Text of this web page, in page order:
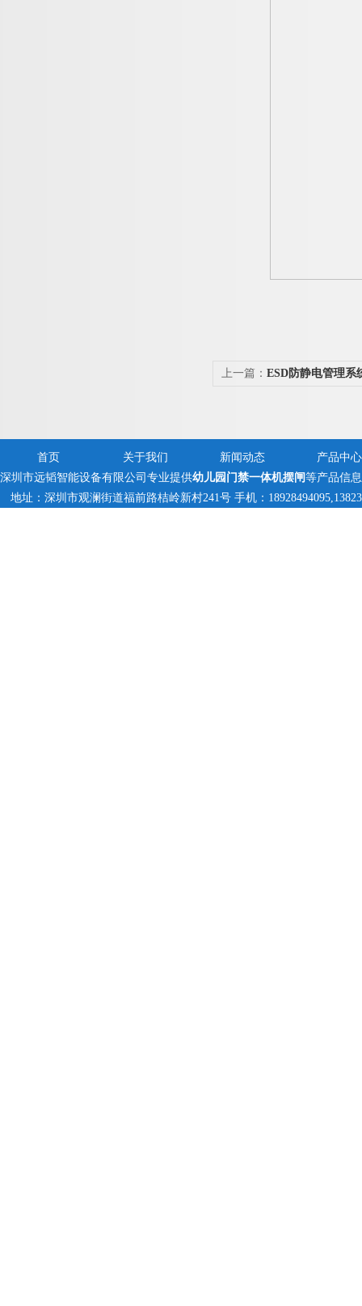
上一篇： ESD防静电管理系
首页 关于我们 新闻动态
产品中心
深圳市远韬智能设备有限公司专业提供幼儿园门禁一体机摆闸等产品信
地址：深圳市观澜街道福前路桔岭新村241号 手机：